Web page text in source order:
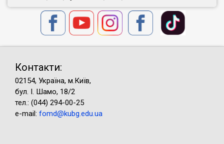
Контакти:
02154, Україна, м.Київ,
бул. І. Шамо, 18/2
тел.: (044) 294-00-25
e-mail: fomd@kubg.edu.ua